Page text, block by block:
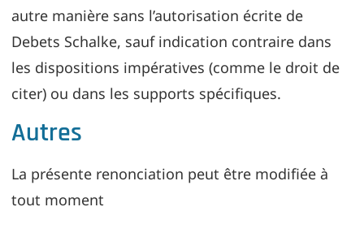
autre manière sans l’autorisation écrite de
Debets Schalke, sauf indication contraire dans
les dispositions impératives (comme le droit de
citer) ou dans les supports spécifiques.
Autres
La présente renonciation peut être modifiée à
tout moment